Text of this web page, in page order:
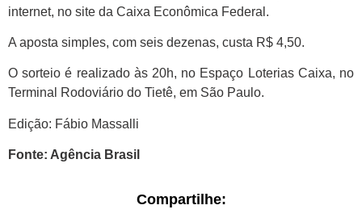
internet, no site da Caixa Econômica Federal.
A aposta simples, com seis dezenas, custa R$ 4,50.
O sorteio é realizado às 20h, no Espaço Loterias Caixa, no
Terminal Rodoviário do Tietê, em São Paulo.
Edição: Fábio Massalli
Fonte: Agência Brasil
Compartilhe: